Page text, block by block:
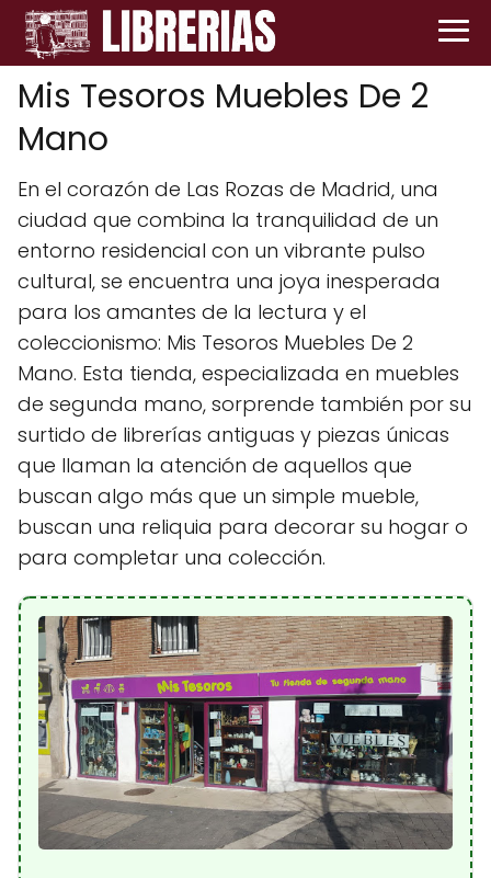
Mis Tesoros Muebles De 2
Mano
En el corazón de Las Rozas de Madrid, una
ciudad que combina la tranquilidad de un
entorno residencial con un vibrante pulso
cultural, se encuentra una joya inesperada
para los amantes de la lectura y el
coleccionismo: Mis Tesoros Muebles De 2
Mano. Esta tienda, especializada en muebles
de segunda mano, sorprende también por su
surtido de librerías antiguas y piezas únicas
que llaman la atención de aquellos que
buscan algo más que un simple mueble,
buscan una reliquia para decorar su hogar o
para completar una colección.